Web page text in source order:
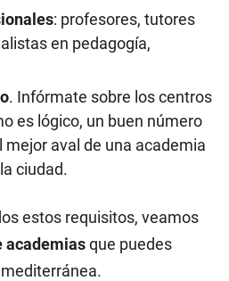
: profesores, tutores
en pedagogía,
. Infórmate sobre los centros
es lógico, un buen número
mejor aval de una academia
ciudad.
estos requisitos, veamos
academiasque puedes